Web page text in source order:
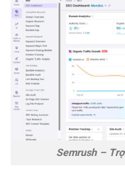
Semrush –